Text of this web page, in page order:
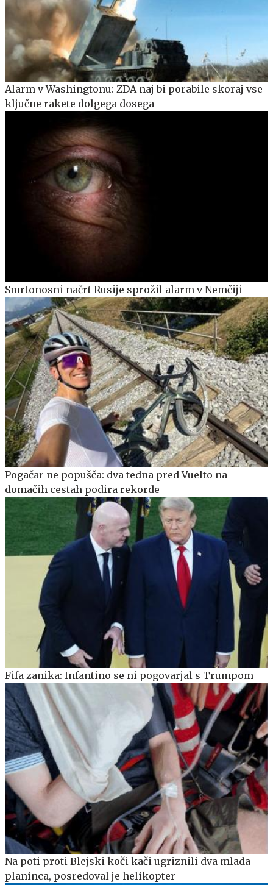
Alarm v Washingtonu: ZDA naj bi porabile skoraj vse
ključne rakete dolgega dosega
Smrtonosni načrt Rusije sprožil alarm v Nemčiji
Pogačar ne popušča: dva tedna pred Vuelto na
domačih cestah podira rekorde
Fifa zanika: Infantino se ni pogovarjal s Trumpom
Na poti proti Blejski koči kači ugriznili dva mlada
planinca, posredoval je helikopter